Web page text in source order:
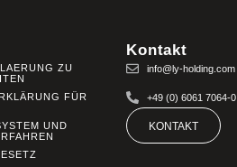
ZU
FÜR
UND
Kontakt
info@ly-holding.com
+49 (0) 6061 7064-0
KONTAKT